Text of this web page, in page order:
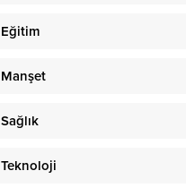
Eğitim
Manşet
Sağlık
Teknoloji